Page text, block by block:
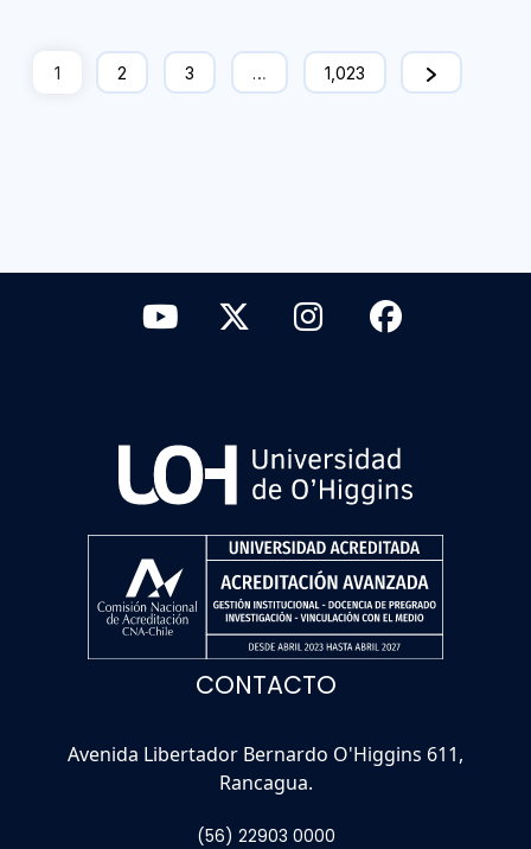
1 2 3 … 1,023
CONTACTO
Avenida Libertador Bernardo O'Higgins 611,
Rancagua.
(56) 22903 0000